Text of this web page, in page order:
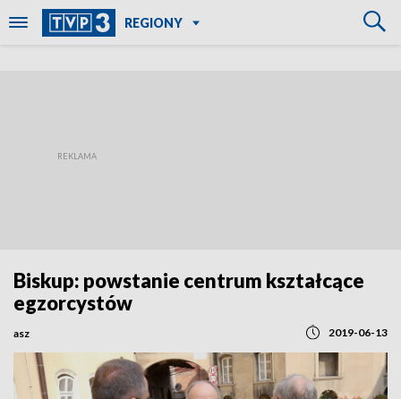
REGIONY
Biskup: powstanie centrum kształcące
egzorcystów
asz 2019-06-13